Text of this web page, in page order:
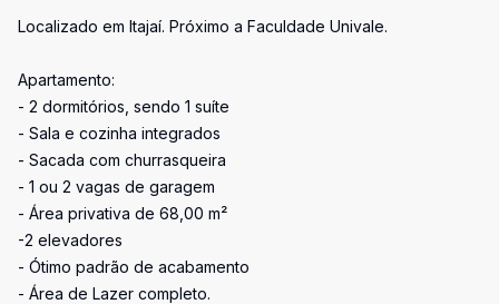
Localizado em Itajaí. Próximo a Faculdade Univale.
Apartamento:
- 2 dormitórios, sendo 1 suíte
- Sala e cozinha integrados
- Sacada com churrasqueira
- 1 ou 2 vagas de garagem
- Área privativa de 68,00 m²
-2 elevadores
- Ótimo padrão de acabamento
- Área de Lazer completo.